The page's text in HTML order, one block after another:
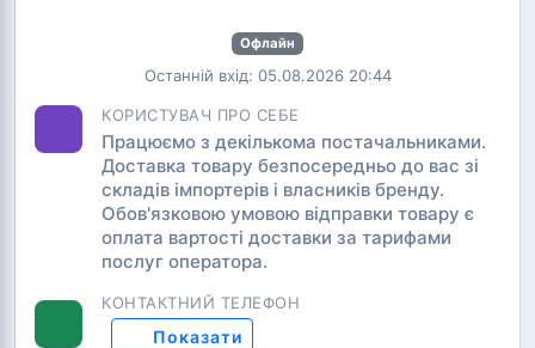
Офлайн
Останній вхід: 05.08.2026 20:44
КОРИСТУВАЧ ПРО СЕБЕ
Працюємо з декількома постачальниками.
Доставка товару безпосередньо до вас зі
складів імпортерів і власників бренду.
Обов'язковою умовою відправки товару є
оплата вартості доставки за тарифами
послуг оператора.
КОНТАКТНИЙ ТЕЛЕФОН
Показати